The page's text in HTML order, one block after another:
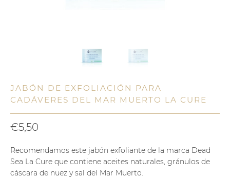
JABÓN DE EXFOLIACIÓN PARA
CADÁVERES DEL MAR MUERTO LA CURE
€5,50
Recomendamos este jabón exfoliante de la marca Dead
Sea La Cure que contiene aceites naturales, gránulos de
cáscara de nuez y sal del Mar Muerto.